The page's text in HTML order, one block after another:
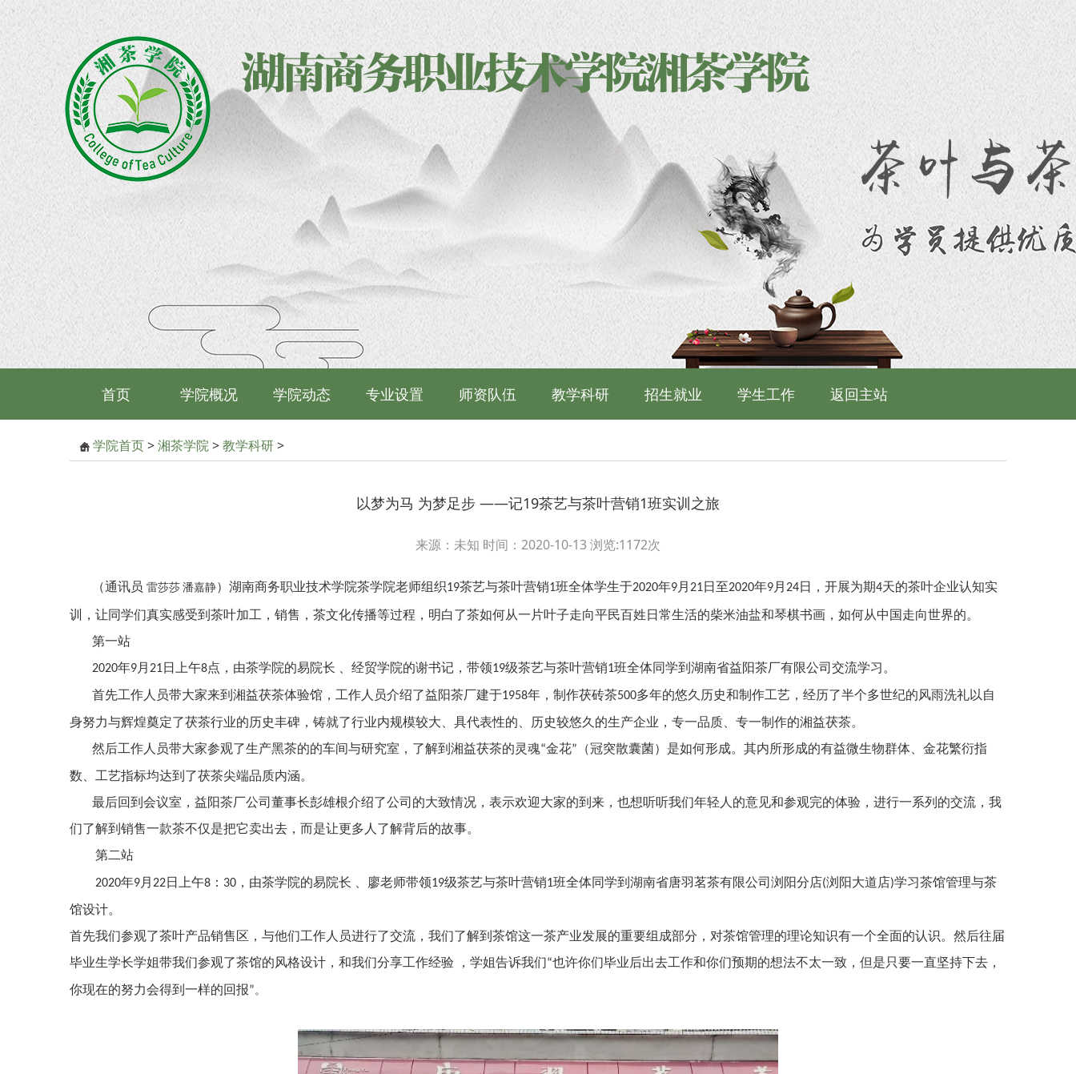
首页 学院概况 学院动态 专业设置 师资队伍 教学科研 招生就业 学生工作 返回主站
学院首页>湘茶学院>教学科研>
以梦为马 为梦足步 ——记19茶艺与茶叶营销1班实训之旅
来源：未知 时间：2020-10-13 浏览:1172次
（通讯员 雷莎莎 潘嘉静）湖南商务职业技术学院茶学院老师组织19茶艺与茶叶营销1班全体学生于2020年9月 21日至2020年9月 24日，开展为期4天的茶叶企业认知实
训，让同学们真实感受到茶叶加工，销售，茶文化传播等过程，明白了茶如何从一片叶子走向平民百姓日常生活的柴米油盐和琴棋书画，如何从中国走向世界的。
第一站
2020年9月 21日上午8点，由茶学院的易院长 、经贸学院的谢书记，带领19级茶艺与茶叶营销1班全体同学到湖南省益阳茶厂有限公司交流学习。
首先工作人员带大家来到湘益茯茶体验馆，工作人员介绍了益阳茶厂建于1958年，制作茯砖茶500多年的悠久历史和制作工艺，经历了半个多世纪的风雨洗礼以自
身努力与辉煌奠定了茯茶行业的历史丰碑，铸就了行业内规模较大、具代表性的、历史较悠久的生产企业，专一品质、专一制作的湘益茯茶。
然后工作人员带大家参观了生产黑茶的的车间与研究室，了解到湘益茯茶的灵魂“金花” （冠突散囊菌）是如何形成。其内所形成的有益微生物群体、金花繁衍指
数、工艺指标均达到了茯茶尖端品质内涵。
最后回到会议室，益阳茶厂公司董事长彭雄根介绍了公司的大致情况，表示欢迎大家的到来，也想听听我们年轻人的意见和参观完的体验，进行一系列的交流，我
们了解到销售一款茶不仅是把它卖出去，而是让更多人了解背后的故事。
第二站
2020年9月 22日上午8 ： 30 ，由茶学院的易院长 、廖老师带领19级茶艺与茶叶营销1班全体同学到湖南省唐羽茗茶有限公司浏阳分店(浏阳大道店)学习茶馆管理与茶
馆设计。
首先我们参观了茶叶产品销售区，与他们工作人员进行了交流，我们了解到茶馆这一茶产业发展的重要组成部分，对茶馆管理的理论知识有一个全面的认识。然后往届
毕业生学长学姐带我们参观了茶馆的风格设计，和我们分享工作经验
，学姐告诉我们“也许你们毕业后出去工作和你们预期的想法不太一致，但是只要一直坚持下去，
你现在的努力会得到一样的回报”。